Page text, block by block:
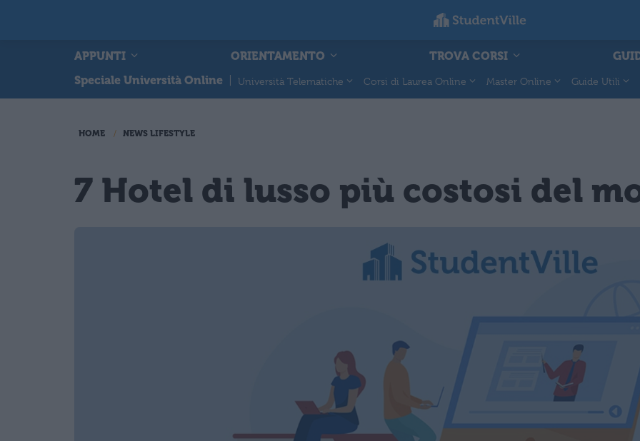
APPUNTI ORIENTAMENTO TROVA CORSI
Speciale Università Online
Università Telematiche Corsi di Laurea Online Master Online Guide Utili
HOME NEWS LIFESTYLE
7 Hotel di lusso più costosi del